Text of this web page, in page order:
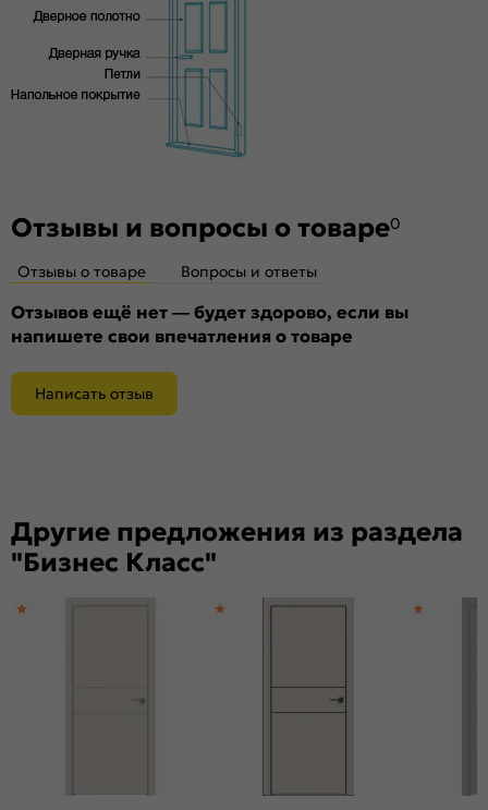
Пропускает свет:
Гарантия (лет):
Материал:
Композитный мебельный щит на основе
высококачественного соснового бруса и MDF.
Отзывы и вопросы о товаре0
Отзывы о товаре Вопросы и ответы
Отзывов ещё нет — будет здорово, если вы
напишете свои впечатления о товаре
Написать отзыв
Другие предложения из раздела
"Бизнес Класс"